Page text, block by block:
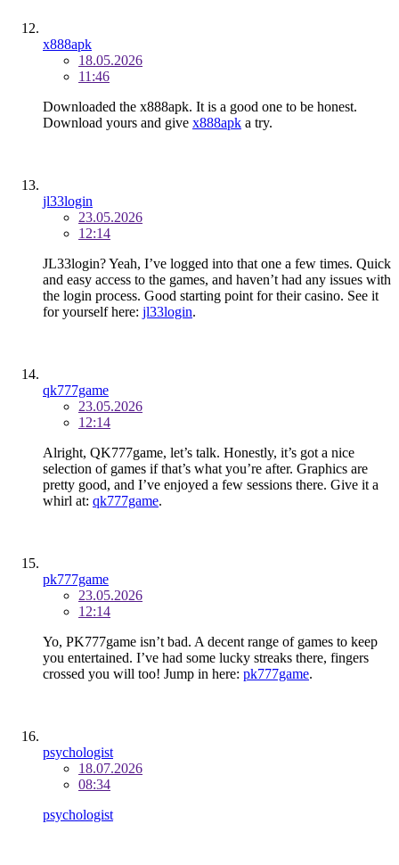
x888apk
18.05.2026
11:46
Downloaded the x888apk. It is a good one to be honest.
Download yours and give x888apk a try.
jl33login
23.05.2026
12:14
JL33login? Yeah, I’ve logged into that one a few times. Quick
and easy access to the games, and haven’t had any issues with
the login process. Good starting point for their casino. See it
for yourself here: jl33login.
qk777game
23.05.2026
12:14
Alright, QK777game, let’s talk. Honestly, it’s got a nice
selection of games if that’s what you’re after. Graphics are
pretty good, and I’ve enjoyed a few sessions there. Give it a
whirl at: qk777game.
pk777game
23.05.2026
12:14
Yo, PK777game isn’t bad. A decent range of games to keep
you entertained. I’ve had some lucky streaks there, fingers
crossed you will too! Jump in here: pk777game.
psychologist
18.07.2026
08:34
psychologist